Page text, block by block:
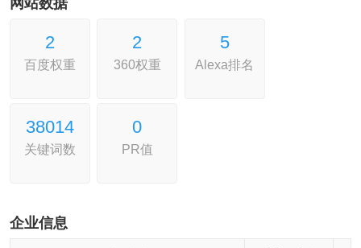
网站数据
2
百度权重
2
360权重
5
Alexa排名
38014
关键词数
0
PR值
企业信息